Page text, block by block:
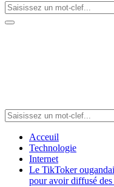
Search
for:
Primary
Search
for:
Acceuil
Technologie
Internet
Le TikToker
pour avoir diffusé